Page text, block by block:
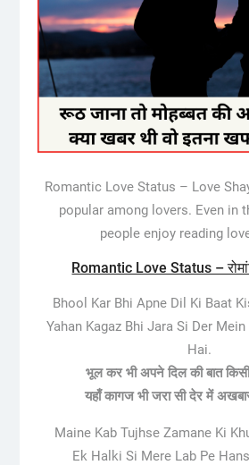
Romantic Love Status – Love
popular among lovers. Even in
people enjoy reading
Romantic Love Status –
Bhool Kar Bhi Apne Dil Ki Baat
Yahan Kagaz Bhi Jara Si Der
Hai.
भूल कर भी अपने दिल की बात
यहाँ कागज भी जरा सी देर में
Maine Kab Tujhse Zamane Ki
Ek Halki Si Mere Lab Pe